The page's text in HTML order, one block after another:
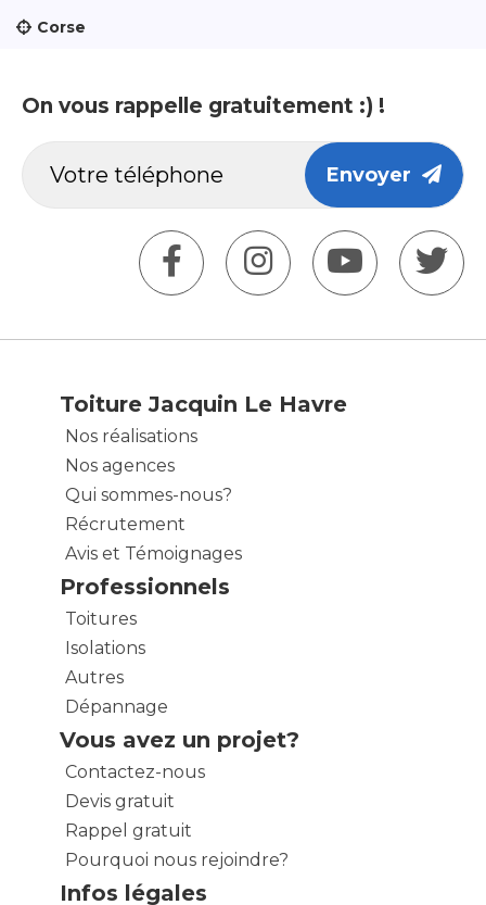
Corse
On vous rappelle gratuitement :) !
Envoyer
Toiture Jacquin Le Havre
Nos réalisations
Nos agences
Qui sommes-nous?
Récrutement
Avis et Témoignages
Professionnels
Toitures
Isolations
Autres
Dépannage
Vous avez un projet?
Contactez-nous
Devis gratuit
Rappel gratuit
Pourquoi nous rejoindre?
Infos légales